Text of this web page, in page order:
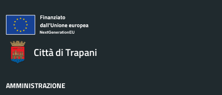
Città di Trapani
AMMINISTRAZIONE